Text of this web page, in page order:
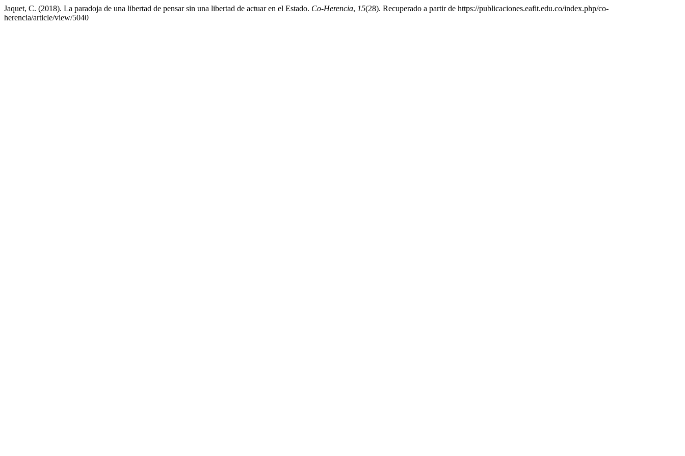
Jaquet, C. (2018). La paradoja de una libertad de pensar sin una libertad de actuar en el Estado. Co-Herencia, 15(28). Recuperado a partir de https://publicaciones.eafit.edu.co/index.php/co-
herencia/article/view/5040